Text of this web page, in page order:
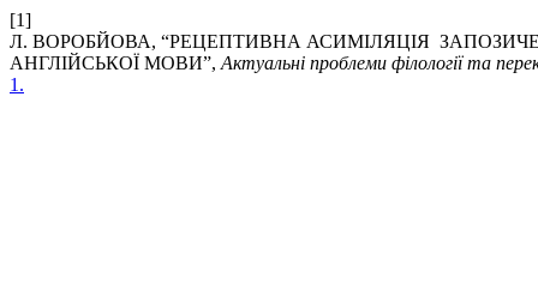
[1]
Л. ВОРОБЙОВА, “РЕЦЕПТИВНА АСИМІЛЯЦІЯ
АНГЛІЙСЬКОЇ МОВИ”, Актуальні проблеми філології та
1.